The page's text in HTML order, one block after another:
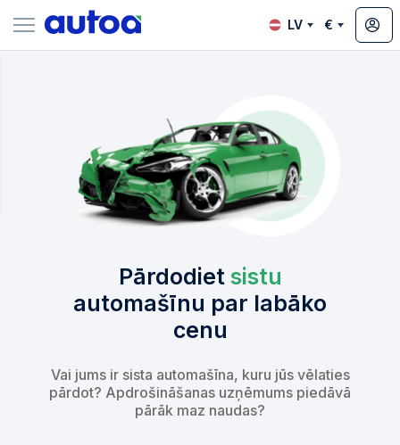
LV €
Pārdodiet sistu
automašīnu par labāko
cenu
Vai jums ir sista automašīna, kuru jūs vēlaties
pārdot? Apdrošināšanas uzņēmums piedāvā
pārāk maz naudas?